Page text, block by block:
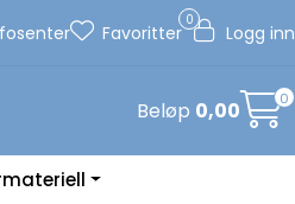
0
Favoritter Logg inn
Beløp 0,00 0